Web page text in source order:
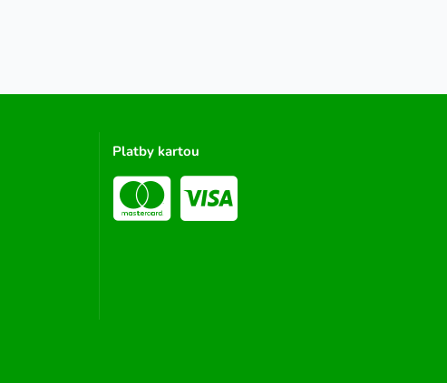
Platby kartou